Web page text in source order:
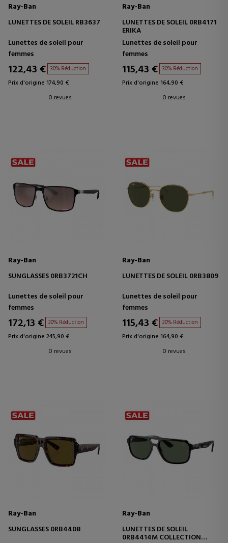
Ray-Ban
LUNETTES DE SOLEIL RB3637
Lunettes de soleil pour
femmes
122,43 € 30% Réduction
Prix d'origine 174,90 €
0 revues
Ray-Ban
LUNETTES DE SOLEIL 0RB4171
ERIKA
Lunettes de soleil pour
femmes
115,43 € 30% Réduction
Prix d'origine 164,90 €
0 revues
Ray-Ban
SUNGLASSES 0RB3721CH
Lunettes de soleil pour
femmes
172,13 € 30% Réduction
Prix d'origine 245,90 €
0 revues
Ray-Ban
LUNETTES DE SOLEIL 0RB3809
Lunettes de soleil pour
femmes
115,43 € 30% Réduction
Prix d'origine 164,90 €
0 revues
Ray-Ban
SUNGLASSES 0RB4408
Ray-Ban
LUNETTES DE SOLEIL
0RB4414M COLLECTION